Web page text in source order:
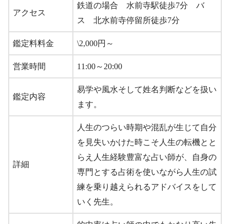
アクセス
鉄道の場合 水前寺駅徒歩7分 バ
ス 北水前寺停留所徒歩7分
鑑定料料金 \2,000円～
営業時間 11:00～20:00
鑑定内容
易学や風水そして姓名判断などを扱い
ます。
詳細
人生のつらい時期や混乱が生じて自分
を見失いかけた時こそ人生の転機とと
らえ人生経験豊富な占い師が、自身の
専門とする占術を使いながら人生の試
練を乗り越えられるアドバイスをして
いく先生。